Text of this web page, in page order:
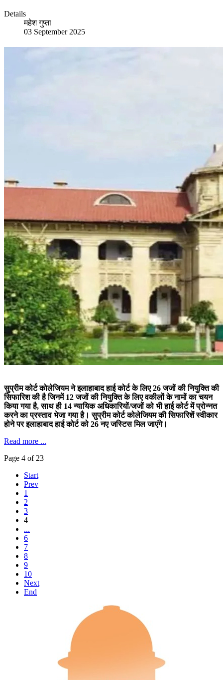
Details
महेश गुप्ता
03 September 2025
सुप्रीम कोर्ट कोलेजियम ने इलाहाबाद हाई कोर्ट के लिए 26 जजों की नियुक्ति की
सिफारिश की है जिनमें 12 जजों की नियुक्ति के लिए वकीलों के नामों का चयन
किया गया है, साथ ही 14 न्यायिक अधिकारियों/जजों को भी हाई कोर्ट में प्रोन्नत
करने का प्रस्ताव भेजा गया है। सुप्रीम कोर्ट कोलेजियम की सिफारिशें स्वीकार
होने पर इलाहाबाद हाई कोर्ट को 26 नए जस्टिस मिल जाएंगे।
Read more ...
Page 4 of 23
Start
Prev
1
2
3
4
...
6
7
8
9
10
Next
End